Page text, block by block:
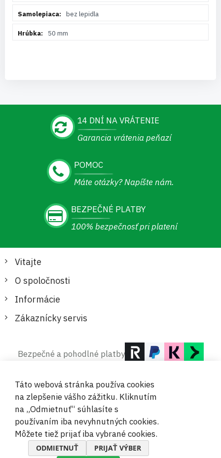
bez lepidla
50 mm
14 DNÍ NA VRÁTENIE
Garancia vrátenia peňazí
POMOC
Máte otázky? Napíšte nám.
BEZPEČNÉ PLATBY
100% bezpečnosť pri platení
Vitajte
O spoločnosti
Informácie
Zákaznícky servis
Bezpečné a pohodlné platby
© 2019-2026 Megamix s.r.o.
Táto webová stránka používa cookies
na zlepšenie vášho zážitku. Kliknutím
na „Odmietnuť“ súhlasíte s
používaním iba nevyhnutných cookies.
Môžete tiež prijať iba vybrané cookies.
ODMIETNUŤ PRIJAŤ VÝBER